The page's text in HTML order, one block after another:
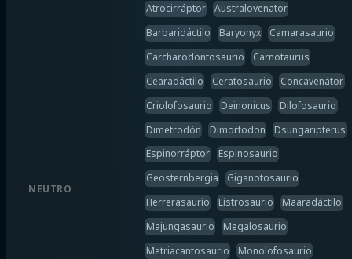
NEUTRO
Atrocirráptor
Australovenator
Barbaridáctilo
Baryonyx
Camarasaurio
Carcharodontosaurio
Carnotaurus
Cearadáctilo
Ceratosaurio
Concavenátor
Criolofosaurio
Deinonicus
Dilofosaurio
Dimetrodón
Dimorfodon
Dsungaripterus
Espinorráptor
Espinosaurio
Geosternbergia
Giganotosaurio
Herrerasaurio
Listrosaurio
Maaradáctilo
Majungasaurio
Megalosaurio
Metriacantosaurio
Monolofosaurio